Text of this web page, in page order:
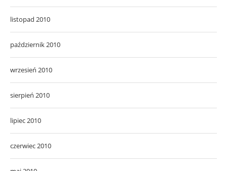
listopad 2010
październik 2010
wrzesień 2010
sierpień 2010
lipiec 2010
czerwiec 2010